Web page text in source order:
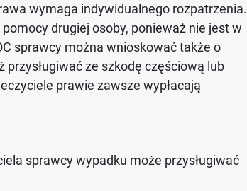
wymaga indywidualnego rozpatrzenia.
drugiej osoby, ponieważ nie jest w
sprawcy można wnioskować także o
ze szkodę częściową lub
prawie zawsze wypłacają
sprawcy wypadku może przysługiwać